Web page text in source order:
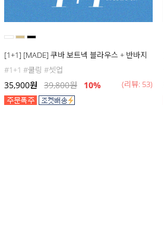
[1+1] [MADE] 쿠바 보트넥 블라우스 + 반바지
#1+1 #쿨링 #셋업
35,900원 39,800원 10% (리뷰: 53)